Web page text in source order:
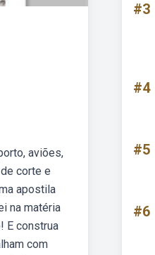
aviões,
corte e
apostila
na matéria
E construa
com
#3
#4
#5
#6